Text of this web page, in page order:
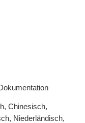
Chinesisch,
Niederländisch,